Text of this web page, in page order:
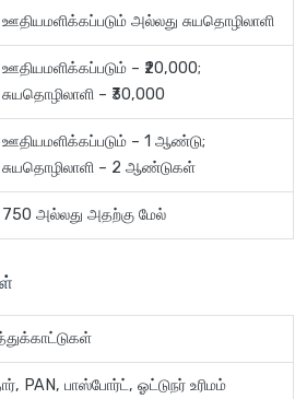
ஊதியமளிக்கப்படும் அல்லது சுயதொழிலாளி
ஊதியமளிக்கப்படும் – ₹20,000;
சுயதொழிலாளி – ₹30,000
ஊதியமளிக்கப்படும் – 1 ஆண்டு;
சுயதொழிலாளி – 2 ஆண்டுகள்
750 அல்லது அதற்கு மேல்
PAN, பாஸ்போர்ட், ஓட்டுநர் உரிமம்